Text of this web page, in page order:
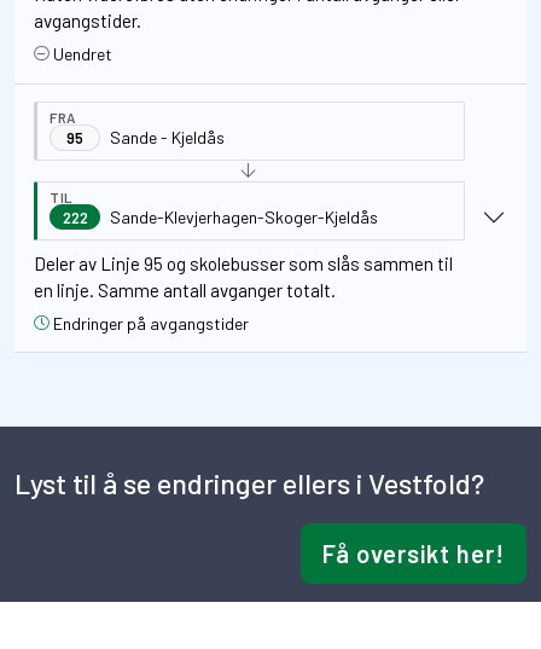
avgangstider.
Uendret
FRA
95
Sande - Kjeldås
TIL
222
Sande-Klevjerhagen-Skoger-Kjeldås
Deler av Linje 95 og skolebusser som slås sammen til
en linje. Samme antall avganger totalt.
Endringer på avgangstider
Lyst til å se endringer ellers i Vestfold?
Få oversikt her!